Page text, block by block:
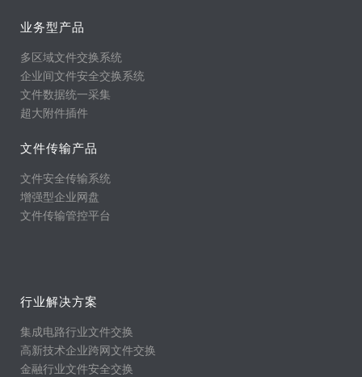
业务型产品
多区域文件交换系统
企业间文件安全交换系统
文件数据统一采集
超大附件插件
文件传输产品
文件安全传输系统
增强型企业网盘
文件传输管控平台
行业解决方案
集成电路行业文件交换
高新技术企业跨网文件交换
金融行业文件安全交换